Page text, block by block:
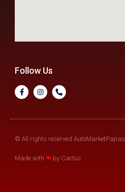
Follow Us
© All rights reserved AutoMarketPapas
Made with ❤ by Cactus​​